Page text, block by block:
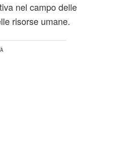
nel campo delle
risorse umane.